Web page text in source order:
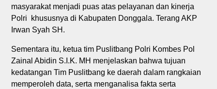
masyarakat menjadi puas atas pelayanan dan kinerja
Polri khususnya di Kabupaten Donggala. Terang AKP
Irwan Syah SH.
Sementara itu, ketua tim Puslitbang Polri Kombes Pol
Zainal Abidin S.I.K. MH menjelaskan bahwa tujuan
kedatangan Tim Puslitbang ke daerah dalam rangkaian
memperoleh data, serta menganalisa fakta serta